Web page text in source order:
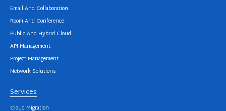
Email And Collaboration
Room And Conference
Public And Hybrid Cloud
API Management
Project Management
Network Solutions
Services
Cloud Migration